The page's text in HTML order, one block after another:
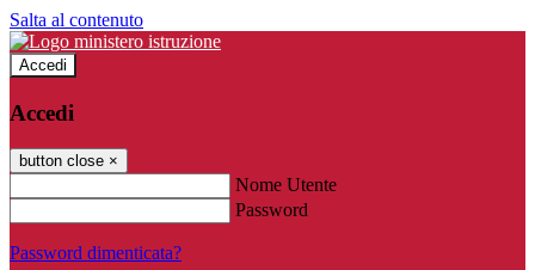
Salta al contenuto
Accedi
Accedi
button close ×
Nome Utente
Password
Password dimenticata?